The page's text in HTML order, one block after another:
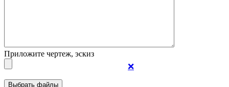
Приложите чертеж, эскиз
❌